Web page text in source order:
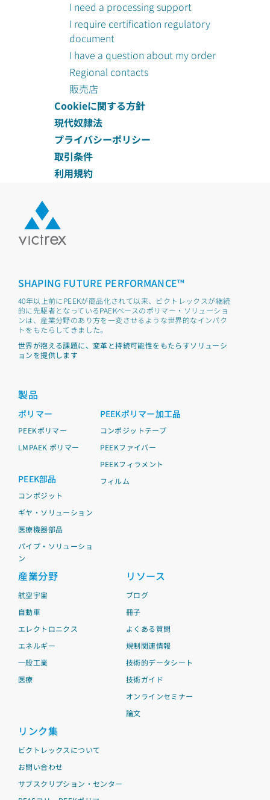
I need a processing support
I require certification regulatory
document
I have a question about my order
Regional contacts
販売店
Cookieに関する方針
現代奴隷法
プライバシーポリシー
取引条件
利用規約
SHAPING FUTURE PERFORMANCE™
40年以上前にPEEKが商品化されて以来、ビクトレックスが継続
的に先駆者となっているPAEKベースのポリマー・ソリューショ
ンは、産業分野のあり方を一変させるような世界的なインパク
トをもたらしてきました。
世界が抱える課題に、変革と持続可能性をもたらすソリューシ
ョンを提供します
製品
ポリマー
PEEKポリマー
LMPAEK ポリマー
PEEK部品
コンポジット
ギヤ・ソリューション
医療機器部品
パイプ・ソリューショ
ン
PEEKポリマー加工品
コンポジットテープ
PEEKファイバー
PEEKフィラメント
フィルム
産業分野
航空宇宙
自動車
エレクトロニクス
エネルギー
一般工業
医療
リソース
ブログ
冊子
よくある質問
規制関連情報
技術的データシート
技術ガイド
オンラインセミナー
論文
リンク集
ビクトレックスについて
お問い合わせ
サブスクリプション・センター